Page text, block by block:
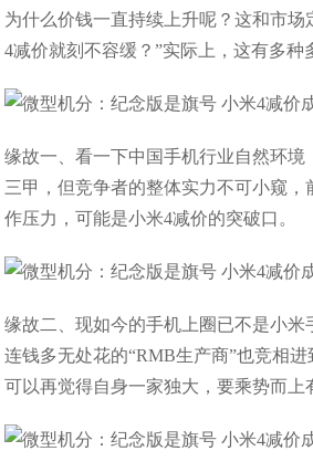
为什么价钱一直持续上升呢？这和市
4减价就刻不容缓？”实际上，这有多
缘故一、看一下中国手机行业自然环
三甲，但竞争者的整体实力不可小窥
作压力，可能是小米4减价的突破口。
缘故二、现如今的手机上圈已不是小
连钱多无处花的“RMB生产商”也竞相
可以再觉得自身一家独大，要乘势而